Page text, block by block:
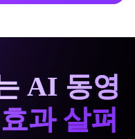
AI 동영
과 살펴